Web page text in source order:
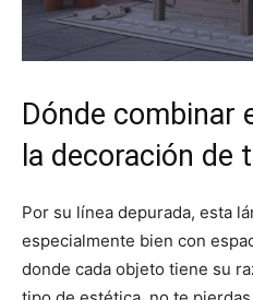
Dónde combinar
la decoración de
Por su línea depurada, esta
especialmente bien con
donde cada objeto tiene su